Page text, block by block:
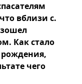
вблизи с.
Как стало
рождения,
чего